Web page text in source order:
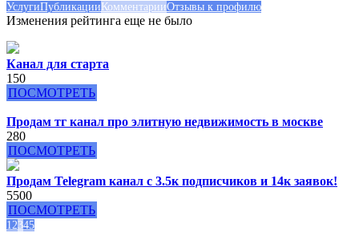
УслугиПубликации КомментарииОтзывы к профилю
Изменения рейтинга еще не было
Канал для старта
150
ПОСМОТРЕТЬ
Продам тг канал про элитную недвижимость в москве
280
ПОСМОТРЕТЬ
Продам Telegram канал с 3.5к подписчиков и 14к заявок!
5500
ПОСМОТРЕТЬ
12345